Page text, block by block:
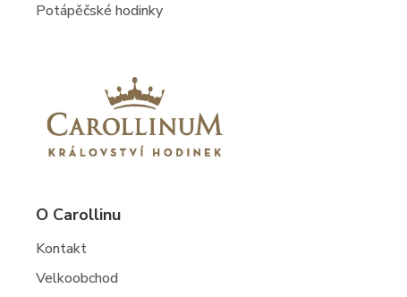
Potápěčské hodinky
O Carollinu
Kontakt
Velkoobchod